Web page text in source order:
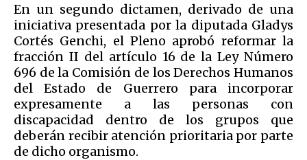
En un segundo dictamen, derivado de una
iniciativa presentada por la diputada Gladys
Cortés Genchi, el Pleno aprobó reformar la
fracción II del artículo 16 de la Ley Número
696 de la Comisión de los Derechos Humanos
del Estado de Guerrero para incorporar
expresamente a las personas con
discapacidad dentro de los grupos que
deberán recibir atención prioritaria por parte
de dicho organismo.